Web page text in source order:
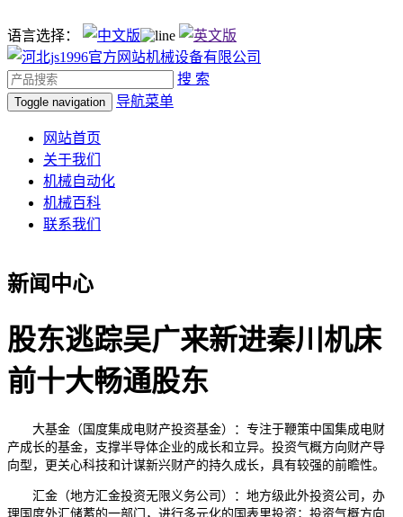
语言选择：
搜 索
Toggle navigation 导航菜单
网站首页
关于我们
机械自动化
机械百科
联系我们
新闻中心
股东逃踪吴广来新进秦川机床
前十大畅通股东
大基金（国度集成电财产投资基金）：专注于鞭策中国集成电财
产成长的基金，支撑半导体企业的成长和立异。投资气概方向财产导
向型，更关心科技和计谋新兴财产的持久成长，具有较强的前瞻性。
汇金（地方汇金投资无限义务公司）：地方级此外投资公司，办
理国度外汇储蓄的一部门，进行多元化的国表里投资；投资气概方向